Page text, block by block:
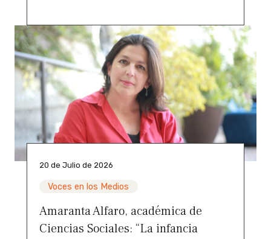
20 de Julio de 2026
Voces en los Medios
Amaranta Alfaro, académica de
Ciencias Sociales: “La infancia